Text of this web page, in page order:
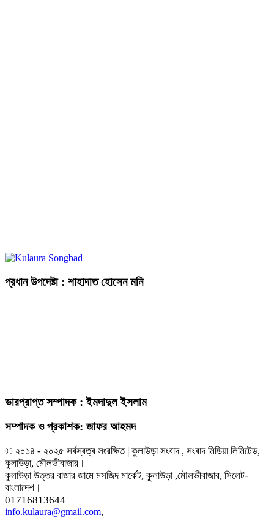
প্রধান উপদেষ্টা : শাহাদাত হোসেন মনি
ভারপ্রাপ্ত সম্পাদক : ইমদাদুল ইসলাম
সম্পাদক ও প্রকাশক: জাফর আহমদ
© ২০১৪ - ২০২৫ সর্বস্বত্ব সংরক্ষিত | কুলাউড়া সংবাদ , সংবাদ মিডিয়া লিমিটেড,
কুলাউড়া, মৌলভীবাজার।
কুলাউড়া উত্তর বাজার জামে মসজিদ মার্কেট, কুলাউড়া ,মৌলভীবাজার, সিলেট-
বাংলাদেশ।
01716813644
info.kulaura@gmail.com,